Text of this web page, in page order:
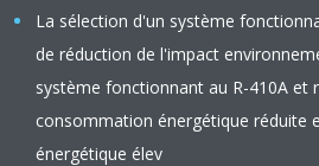
La sélection d'un système
de réduction de l'impact
système fonctionnant au R-410A et
consommation énergétique réduite
énergétique élev